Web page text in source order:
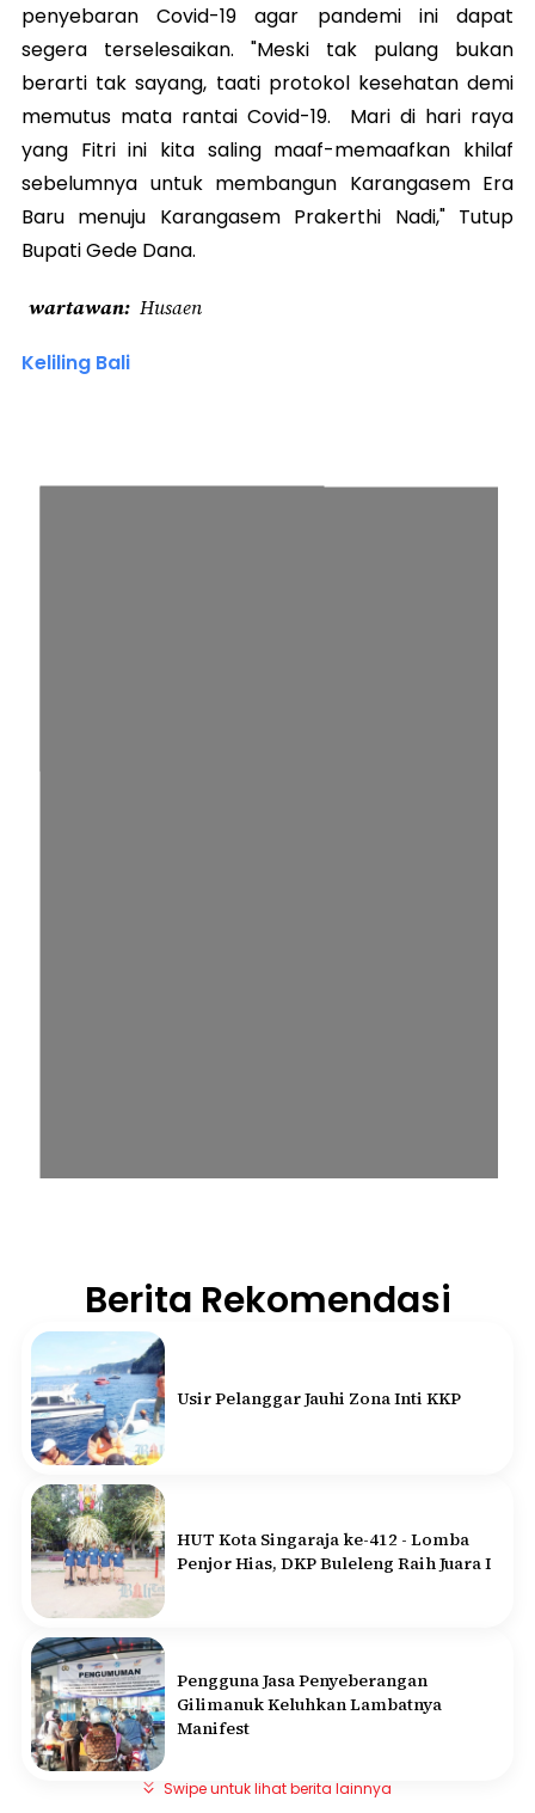
penyebaran Covid-19 agar pandemi ini dapat
segera terselesaikan. "Meski tak pulang bukan
berarti tak sayang, taati protokol kesehatan demi
memutus mata rantai Covid-19. Mari di hari raya
yang Fitri ini kita saling maaf-memaafkan khilaf
sebelumnya untuk membangun Karangasem Era
Baru menuju Karangasem Prakerthi Nadi," Tutup
Bupati Gede Dana.
wartawan Husaen
Keliling Bali
Berita Rekomendasi
Usir Pelanggar Jauhi Zona Inti KKP
HUT Kota Singaraja ke-412 - Lomba
Penjor Hias, DKP Buleleng Raih Juara I
Pengguna Jasa Penyeberangan
Gilimanuk Keluhkan Lambatnya
Manifest
Swipe untuk lihat berita lainnya